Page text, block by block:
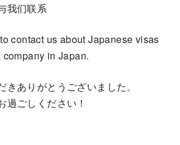
我们联系
contact us about Japanese visas
in Japan.
ありがとうございました。
過ごしください！